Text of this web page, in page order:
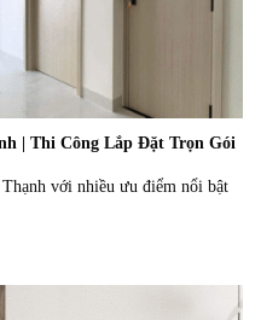
| Thi Công Lắp Đặt Trọn Gói
với nhiều ưu điểm nổi bật